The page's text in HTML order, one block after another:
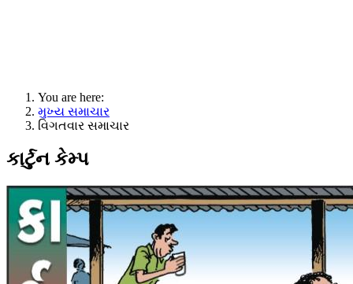
You are here:
મુખ્ય સમાચાર
વિગતવાર સમાચાર
કાર્ટુન કેમ્પ